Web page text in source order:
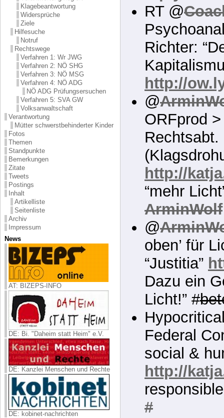
Klagebeantwortung
Widersprüche
Ziele
Hilfesuche
Notruf
Rechtswege
Verfahren 1: Wr JWG
Verfahren 2: NÖ SHG
Verfahren 3: NÖ MSG
Verfahren 4: NÖ ADG
NÖ ADG Prüfungsersuchen
Verfahren 5: SVA GW
Volksanwaltschaft
Verantwortung
Mütter schwerstbehinderter Kinder
Fotos
Themen
Standpunkte
Bemerkungen
Zitate
Tweets
Postings
Inhalt
Artikelliste
Seitenliste
Archiv
Impressum
News
AT: BIZEPS-INFO
DE: Bi. "Daheim statt Heim" e.V.
DE: Kanzlei Menschen und Rechte
DE: kobinet-nachrichten
RT @
Richter:
http://
@
ORFprod
http://
“mehr
ArminWolf
@
oben’ für
“Justitia”
Dazu ein
Licht!” #
Federal
social &
http://
#